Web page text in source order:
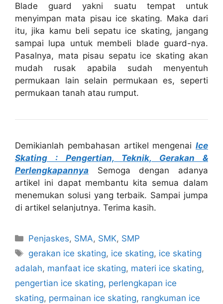
Blade guard yakni suatu tempat untuk
menyimpan mata pisau ice skating. Maka dari
itu, jika kamu beli sepatu ice skating, jangang
sampai lupa untuk membeli blade guard-nya.
Pasalnya, mata pisau sepatu ice skating akan
mudah rusak apabila sudah menyentuh
permukaan lain selain permukaan es, seperti
permukaan tanah atau rumput.
Demikianlah pembahasan artikel mengenai Ice
Skating : Pengertian, Teknik, Gerakan &
Perlengkapannya Semoga dengan adanya
artikel ini dapat membantu kita semua dalam
menemukan solusi yang terbaik. Sampai jumpa
di artikel selanjutnya. Terima kasih.
Categories
Penjaskes, SMA, SMK, SMP
Tags
gerakan ice skating, ice skating, ice skating
adalah, manfaat ice skating, materi ice skating,
pengertian ice skating, perlengkapan ice
skating, permainan ice skating, rangkuman ice